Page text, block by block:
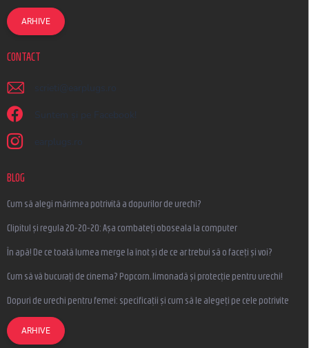
ARHIVE
CONTACT
scrieti @ earplugs.ro
Suntem și pe Facebook!
earplugs.ro
BLOG
Cum să alegi mărimea potrivită a dopurilor de urechi?
Clipitul și regula 20-20-20: Așa combateți oboseala la computer
În apă! De ce toată lumea merge la înot și de ce ar trebui să o faceți și voi?
Cum să vă bucurați de cinema? Popcorn, limonadă și protecție pentru urechi!
Dopuri de urechi pentru femei: specificații și cum să le alegeți pe cele potrivite
ARHIVE